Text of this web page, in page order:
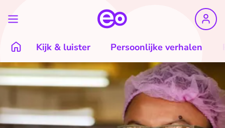
Kijk & luister Persoonlijke verhalen